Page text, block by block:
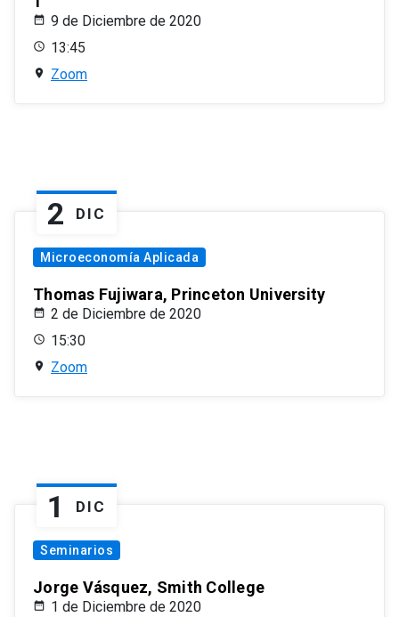
9 de Diciembre de 2020
13:45
Zoom
2 DIC
Microeconomía Aplicada
Thomas Fujiwara, Princeton University
2 de Diciembre de 2020
15:30
Zoom
1 DIC
Seminarios
Jorge Vásquez, Smith College
1 de Diciembre de 2020